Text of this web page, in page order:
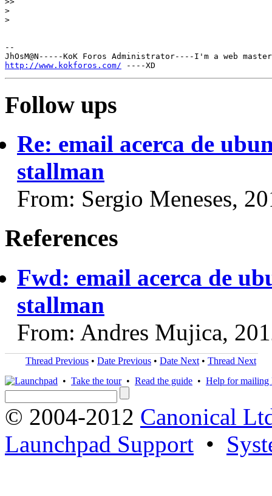
>
>
--
http://www.kokforos.com/
Follow ups
Re: email acerca de
stallman
From: Sergio Meneses,
References
Fwd: email acerca de
stallman
From: Andres Mujica,
Thread Previous • Date Previous • Date Next • Thread Next
• Take the tour• Read the guide • Help for mailing
© 2004-2012 Canonical
Launchpad Support •